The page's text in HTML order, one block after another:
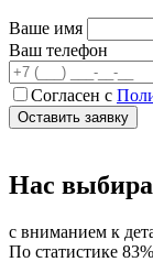
Ваше имя
Ваш телефон
Согласен с
Нас
с вниманием к
По статистике